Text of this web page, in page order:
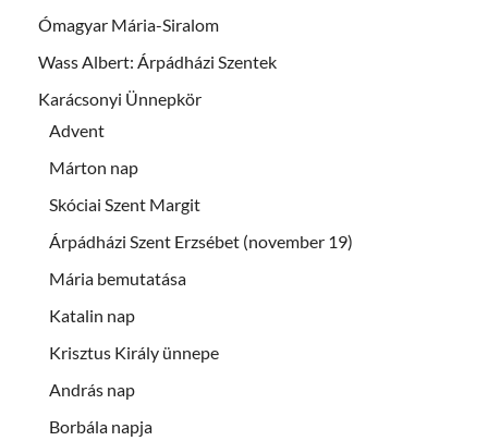
Ómagyar Mária-Siralom
Wass Albert: Árpádházi Szentek
Karácsonyi Ünnepkör
Advent
Márton nap
Skóciai Szent Margit
Árpádházi Szent Erzsébet (november 19)
Mária bemutatása
Katalin nap
Krisztus Király ünnepe
András nap
Borbála napja